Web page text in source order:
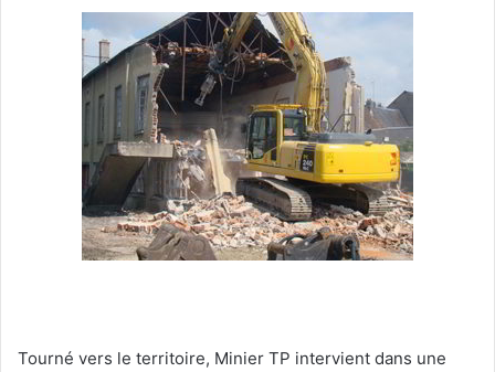
Tourné vers le territoire, Minier TP intervient dans une